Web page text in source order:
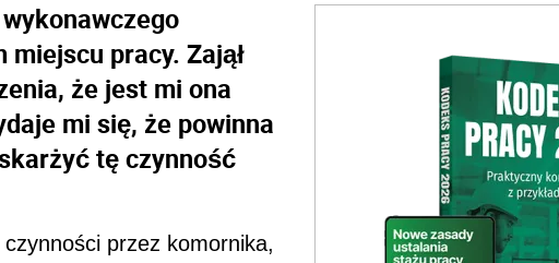
pracy. Zajął
że jest mi ona
mi się, że powinna
tę czynność
przez komornika,